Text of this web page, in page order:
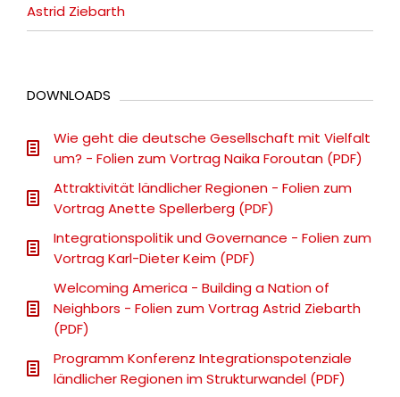
Astrid Ziebarth
DOWNLOADS
Wie geht die deutsche Gesellschaft mit Vielfalt
um? - Folien zum Vortrag Naika Foroutan (PDF)
Attraktivität ländlicher Regionen - Folien zum
Vortrag Anette Spellerberg (PDF)
Integrationspolitik und Governance - Folien zum
Vortrag Karl-Dieter Keim (PDF)
Welcoming America - Building a Nation of
Neighbors - Folien zum Vortrag Astrid Ziebarth
(PDF)
Programm Konferenz Integrationspotenziale
ländlicher Regionen im Strukturwandel (PDF)